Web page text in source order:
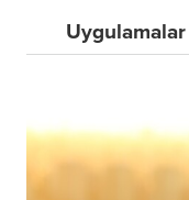
Uygulamalar